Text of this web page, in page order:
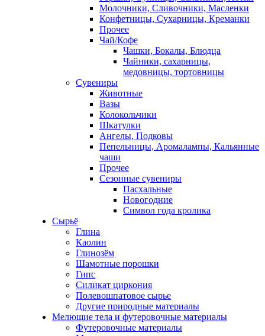
Молочники, Сливочники, Масленки
Конфетницы, Сухарницы, Креманки
Прочее
Чай/Кофе
Чашки, Бокалы, Блюдца
Чайники, сахарницы,
медовницы, тортовницы
Сувениры
Животные
Вазы
Колокольчики
Шкатулки
Ангелы, Подковы
Пепельницы, Аромалампы, Кальянные
чаши
Прочее
Сезонные сувениры
Пасхальные
Новогодние
Символ года кролика
Сырьё
Глина
Каолин
Глинозём
Шамотные порошки
Гипс
Силикат циркония
Полевошпатовое сырье
Другие природные материалы
Мелющие тела и футеровочные материалы
Футеровочные материалы